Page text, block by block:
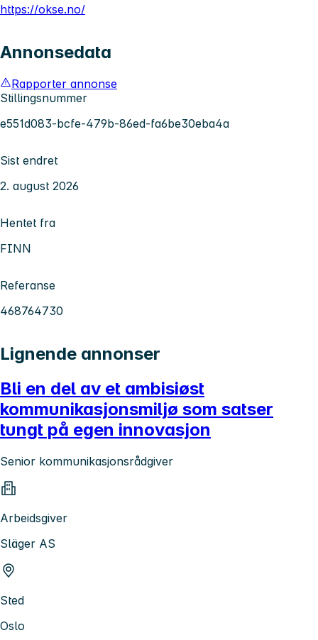
https://okse.no/
Annonsedata
Rapporter annonse
Stillingsnummer
e551d083-bcfe-479b-86ed-fa6be30eba4a
Sist endret
2. august 2026
Hentet fra
FINN
Referanse
468764730
Lignende annonser
Bli en del av et ambisiøst
kommunikasjonsmiljø som satser
tungt på egen innovasjon
Senior kommunikasjonsrådgiver
Arbeidsgiver
Släger AS
Sted
Oslo